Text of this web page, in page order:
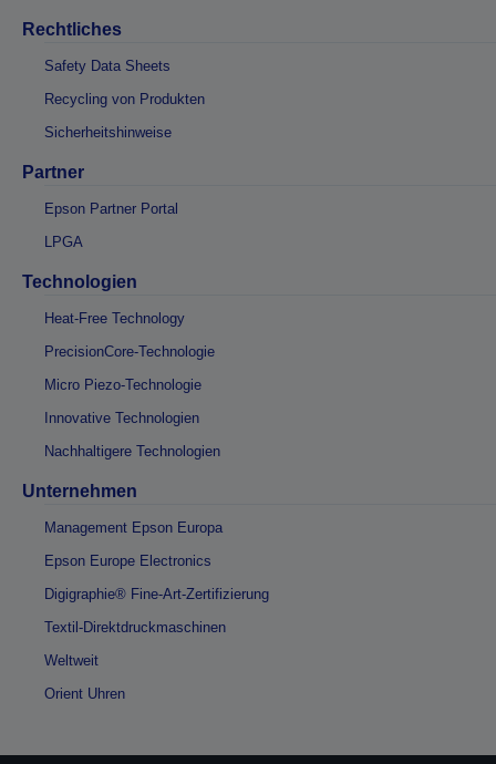
Rechtliches
Safety Data Sheets
Recycling von Produkten
Sicherheitshinweise
Partner
Epson Partner Portal
LPGA
Technologien
Heat-Free Technology
PrecisionCore-Technologie
Micro Piezo-Technologie
Innovative Technologien
Nachhaltigere Technologien
Unternehmen
Management Epson Europa
Epson Europe Electronics
Digigraphie® Fine-Art-Zertifizierung
Textil-Direktdruckmaschinen
Weltweit
Orient Uhren